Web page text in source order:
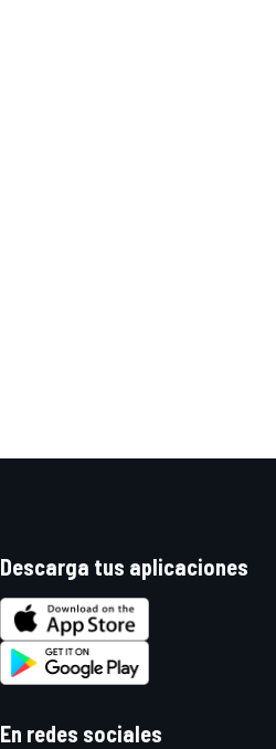
Descarga tus aplicaciones
En redes sociales